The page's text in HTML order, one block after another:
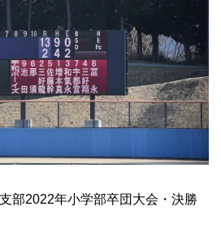
部2022年小学部卒団大会・決勝